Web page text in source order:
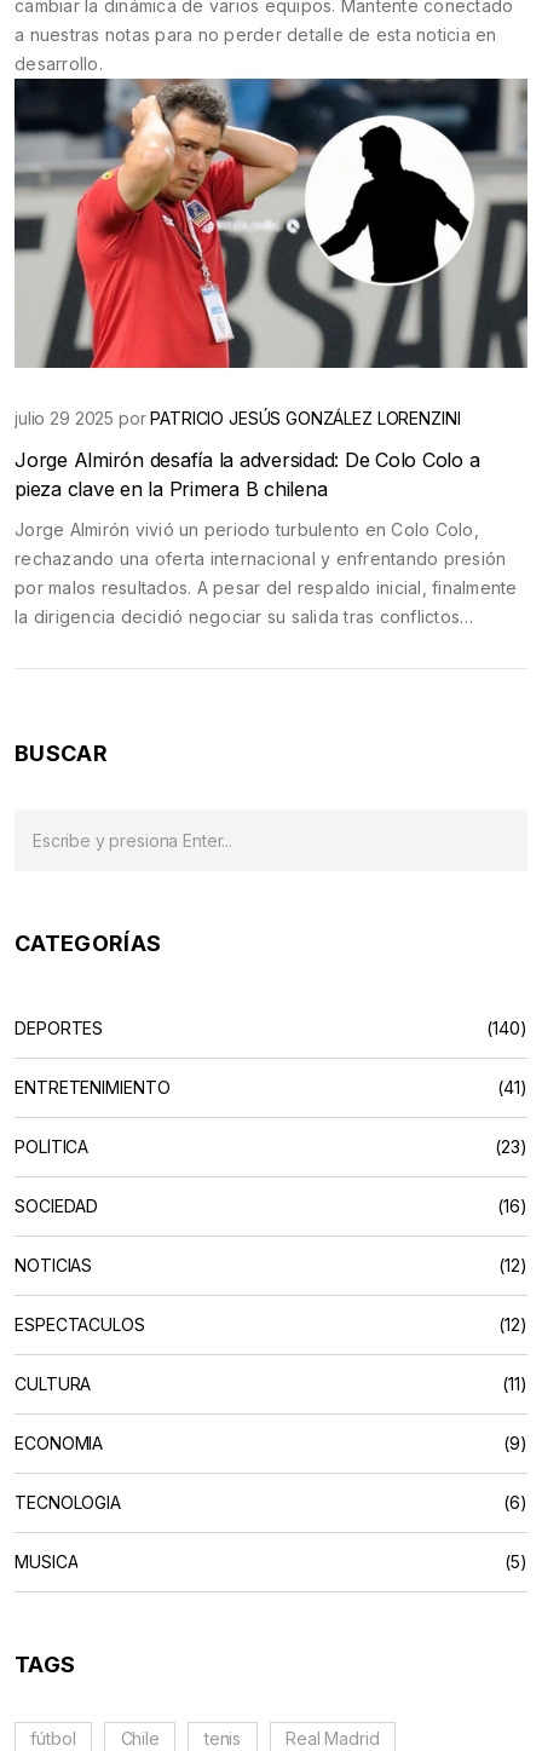
cambiar la dinámica de varios equipos. Mantente conectado
a nuestras notas para no perder detalle de esta noticia en
desarrollo.
julio 29 2025 porPATRICIO JESÚS GONZÁLEZ LORENZINI
Jorge Almirón desafía la adversidad: De Colo Colo a
pieza clave en la Primera B chilena
Jorge Almirón vivió un periodo turbulento en Colo Colo,
rechazando una oferta internacional y enfrentando presión
por malos resultados. A pesar del respaldo inicial, finalmente
la dirigencia decidió negociar su salida tras conflictos
liderazgo y resiliencia en el fútbol chileno.
BUSCAR
CATEGORÍAS
DEPORTES (140)
ENTRETENIMIENTO (41)
POLÍTICA (23)
SOCIEDAD (16)
NOTICIAS (12)
ESPECTACULOS (12)
CULTURA (11)
ECONOMIA (9)
TECNOLOGIA (6)
MUSICA (5)
TAGS
fútbol Chile tenis Real Madrid